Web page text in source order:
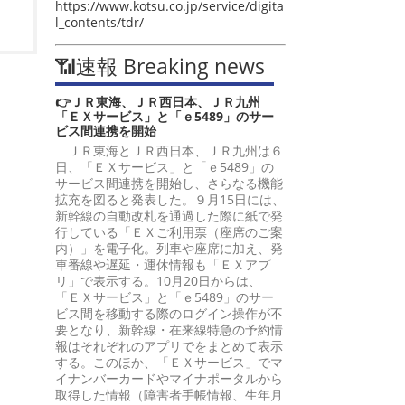
https://www.kotsu.co.jp/service/digita
l_contents/tdr/
📶速報 Breaking news
👉ＪＲ東海、ＪＲ西日本、ＪＲ九州
「ＥＸサービス」と「ｅ5489」のサー
ビス間連携を開始
ＪＲ東海とＪＲ西日本、ＪＲ九州は６
日、「ＥＸサービス」と「ｅ5489」の
サービス間連携を開始し、さらなる機能
拡充を図ると発表した。９月15日には、
新幹線の自動改札を通過した際に紙で発
行している「ＥＸご利用票（座席のご案
内）」を電子化。列車や座席に加え、発
車番線や遅延・運休情報も「ＥＸアプ
リ」で表示する。10月20日からは、
「ＥＸサービス」と「ｅ5489」のサー
ビス間を移動する際のログイン操作が不
要となり、新幹線・在来線特急の予約情
報はそれぞれのアプリでをまとめて表示
する。このほか、「ＥＸサービス」でマ
イナンバーカードやマイナポータルから
取得した情報（障害者手帳情報、生年月